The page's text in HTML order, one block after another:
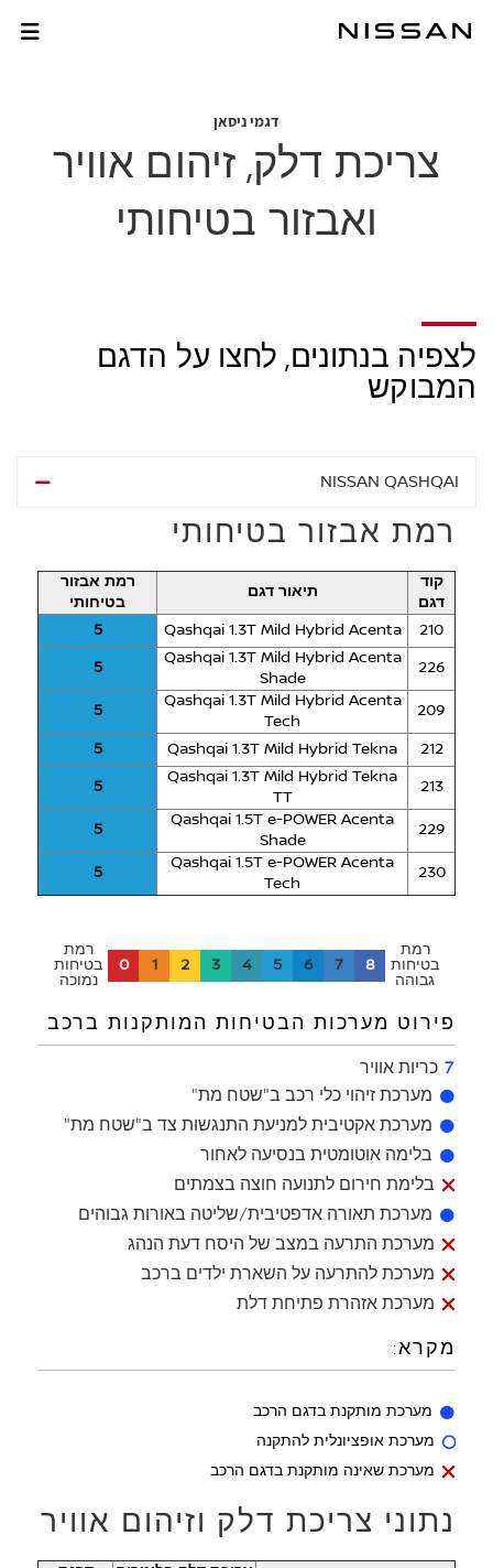
לתוכן
לתפריט
צריכת דלק, זיהום
דגמי ניסאן
צריכת דלק, זיהום אוויר
ואבזור בטיחותי
לצפיה בנתונים, לחצו על הדגם
המבוקש
NISSAN QASHQAI
רמת אבזור בטיחותי
קוד
דגם
תיאור דגם
רמת אבזור
בטיחותי
210
Qashqai 1.3T Mild Hybrid Acenta
5
226
Qashqai 1.3T Mild Hybrid Acenta
Shade
5
209
Qashqai 1.3T Mild Hybrid Acenta
Tech
5
212
Qashqai 1.3T Mild Hybrid Tekna
5
213
Qashqai 1.3T Mild Hybrid Tekna
TT
5
229
Qashqai 1.5T e-POWER Acenta
Shade
5
230
Qashqai 1.5T e-POWER Acenta
Tech
5
רמת
בטיחות
נמוכה
0 1 2 3 4 5 6 7 8
רמת
בטיחות
גבוהה
פירוט מערכות הבטיחות המותקנות ברכב
7 כריות אוויר
 מערכת זיהוי כלי רכב ב"שטח מת"מערכת מותקנת בדגם
 מערכת אקטיבית למניעת התנגשות צד ב"שטח מת"מערכת
 בלימה אוטומטית בנסיעה לאחורמערכת מותקנת בדגם
 בלימת חירום לתנועה חוצה בצמתיםמערכת שאינה מותקנת
 מערכת תאורה אדפטיבית/שליטה באורות גבוהיםמערכת
 מערכת התרעה במצב של היסח דעת הנהגמערכת שאינה
 מערכת להתרעה על השארת ילדים ברכבמערכת שאינה
 מערכת אזהרת פתיחת דלתמערכת שאינה מותקנת בדגם
מקרא:
 מערכת מותקנת בדגם הרכב
 מערכת אופציונלית להתקנה
 מערכת שאינה מותקנת בדגם הרכב
נתוני צריכת דלק וזיהום אוויר